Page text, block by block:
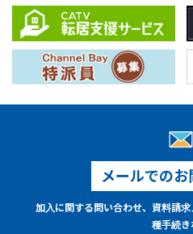
メールでのお
加入に関する問い合わせ、資料請
種手続き